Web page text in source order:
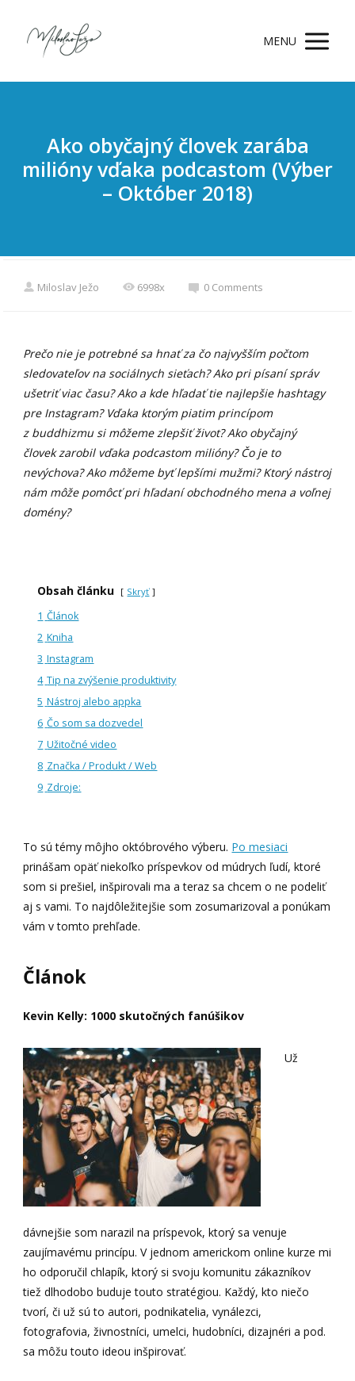
MENU
Ako obyčajný človek zarába
milióny vďaka podcastom (Výber
– Október 2018)
Miloslav Ježo 6998x 0 Comments
Prečo nie je potrebné sa hnať za čo najvyšším počtom
sledovateľov na sociálnych sieťach? Ako pri písaní správ
ušetriť viac času? Ako a kde hľadať tie najlepšie hashtagy
pre Instagram? Vďaka ktorým piatim princípom
z buddhizmu si môžeme zlepšiť život? Ako obyčajný
človek zarobil vďaka podcastom milióny? Čo je to
nevýchova? Ako môžeme byť lepšími mužmi? Ktorý nástroj
nám môže pomôcť pri hľadaní obchodného mena a voľnej
domény?
Obsah článku Skryť
1 Článok
2 Kniha
3 Instagram
4 Tip na zvýšenie produktivity
5 Nástroj alebo appka
6 Čo som sa dozvedel
7 Užitočné video
8 Značka / Produkt / Web
9 Zdroje:
To sú témy môjho októbrového výberu. Po mesiaci
prinášam opäť niekoľko príspevkov od múdrych ľudí, ktoré
som si prešiel, inšpirovali ma a teraz sa chcem o ne podeliť
aj s vami. To najdôležitejšie som zosumarizoval a ponúkam
vám v tomto prehľade.
Článok
Kevin Kelly: 1000 skutočných fanúšikov
Už
dávnejšie som narazil na príspevok, ktorý sa venuje
zaujímavému princípu. V jednom americkom online kurze mi
ho odporučil chlapík, ktorý si svoju komunitu zákazníkov
tiež dlhodobo buduje touto stratégiou. Každý, kto niečo
tvorí, či už sú to autori, podnikatelia, vynálezci,
fotografovia, živnostníci, umelci, hudobníci, dizajnéri a pod.
sa môžu touto ideou inšpirovať.